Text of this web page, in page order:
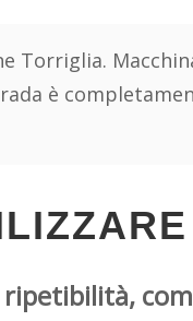
Torriglia.
è
ripetibilità,